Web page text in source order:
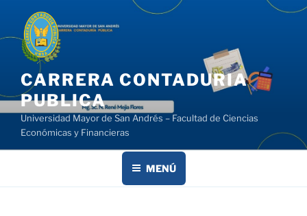
contenido
CARRERA CONTADURIA
PUBLICA
Universidad Mayor de San Andrés – Facultad de Ciencias
Económicas y Financieras
MENÚ